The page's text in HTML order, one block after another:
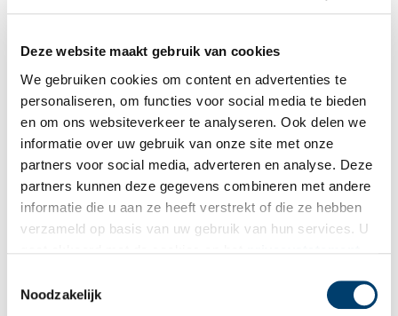
Deze website maakt gebruik van cookies
We gebruiken cookies om content en advertenties te
personaliseren, om functies voor social media te bieden
en om ons websiteverkeer te analyseren. Ook delen we
informatie over uw gebruik van onze site met onze
partners voor social media, adverteren en analyse. Deze
partners kunnen deze gegevens combineren met andere
informatie die u aan ze heeft verstrekt of die ze hebben
verzameld op basis van uw gebruik van hun services. U
Noodzakelijk
waarin dat allerminst vanzelfsprekend was.
Nieuwe archiefstukken openbaar in 2026
Met ingang van 2026 worden bij het Regionaal Archief
opnieuw honderden archiefstukken openbaar. Het gaat om
documenten die tot nu toe niet of slechts onder voorwaarden
konden worden geraadpleegd, maar die vanaf het nieuwe jaar
gevangen zaten omdat ze tijdens de Tweede Wereldoorlog
‘fout’ zouden zijn geweest én bijzonder archiefmateriaal dat